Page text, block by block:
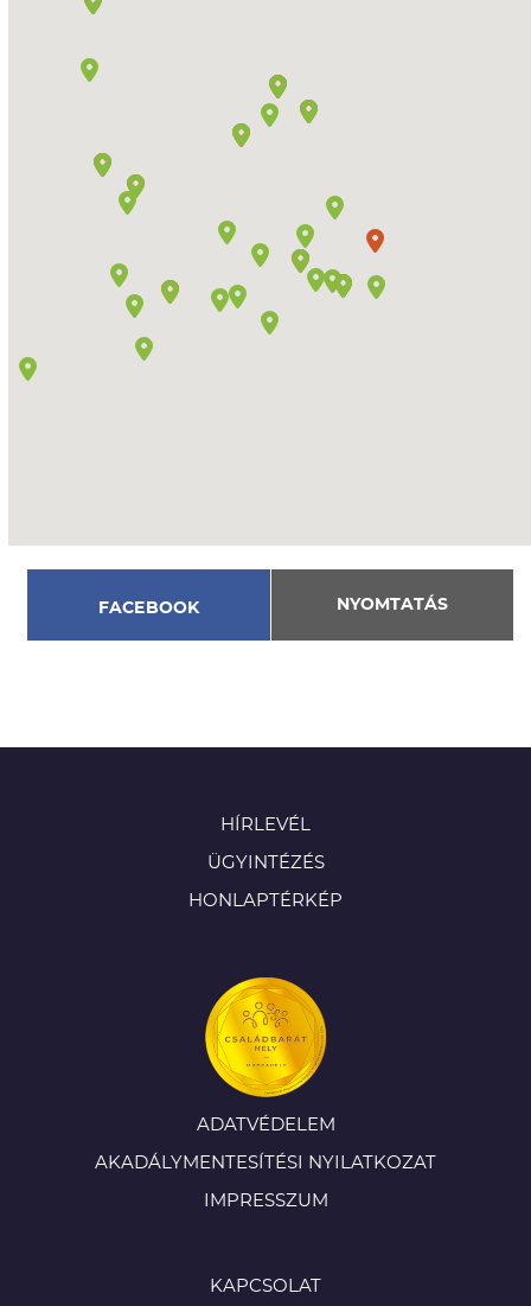
FACEBOOK NYOMTATÁS
HÍRLEVÉL
ÜGYINTÉZÉS
HONLAPTÉRKÉP
ADATVÉDELEM
AKADÁLYMENTESÍTÉSI NYILATKOZAT
IMPRESSZUM
KAPCSOLAT